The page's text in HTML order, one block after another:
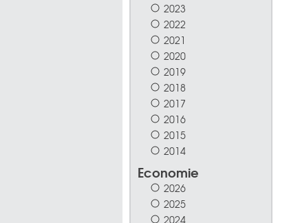
2023
2022
2021
2020
2019
2018
2017
2016
2015
2014
Economie
2026
2025
2024